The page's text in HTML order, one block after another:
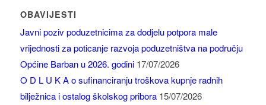
OBAVIJESTI
Javni poziv poduzetnicima za dodjelu potpora male
vrijednosti za poticanje razvoja poduzetništva na području
Općine Barban u 2026. godini 17/07/2026
O D L U K A o sufinanciranju troškova kupnje radnih
bilježnica i ostalog školskog pribora 15/07/2026